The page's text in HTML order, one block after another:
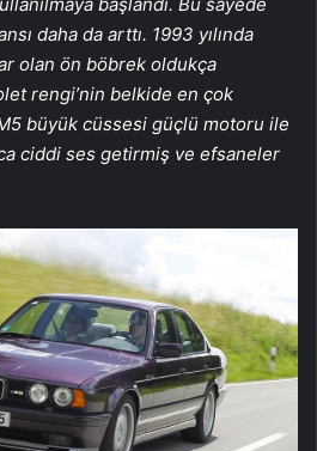
daha da arttı. 1993 yılında
olan ön böbrek oldukça
rengi’nin belkide en çok
büyük cüssesi güçlü motoru ile
ciddi ses getirmiş ve efsaneler